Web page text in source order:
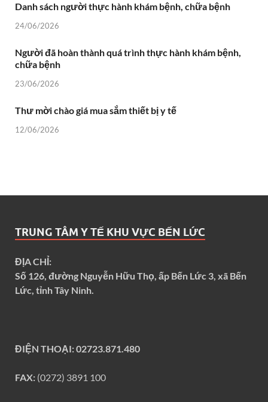
Danh sách người thực hành khám bệnh, chữa bệnh
24/06/2026
Người đã hoàn thành quá trình thực hành khám bệnh,
chữa bệnh
23/06/2026
Thư mời chào giá mua sắm thiết bị y tế
12/06/2026
TRUNG TÂM Y TẾ KHU VỰC BẾN LỨC
ĐỊA CHỈ:
Số 126, đường Nguyễn Hữu Thọ, ấp Bến Lức 3, xã Bến
Lức, tỉnh Tây Ninh.
ĐIỆN THOẠI:02723.871.480
FAX: (0272) 3891 100